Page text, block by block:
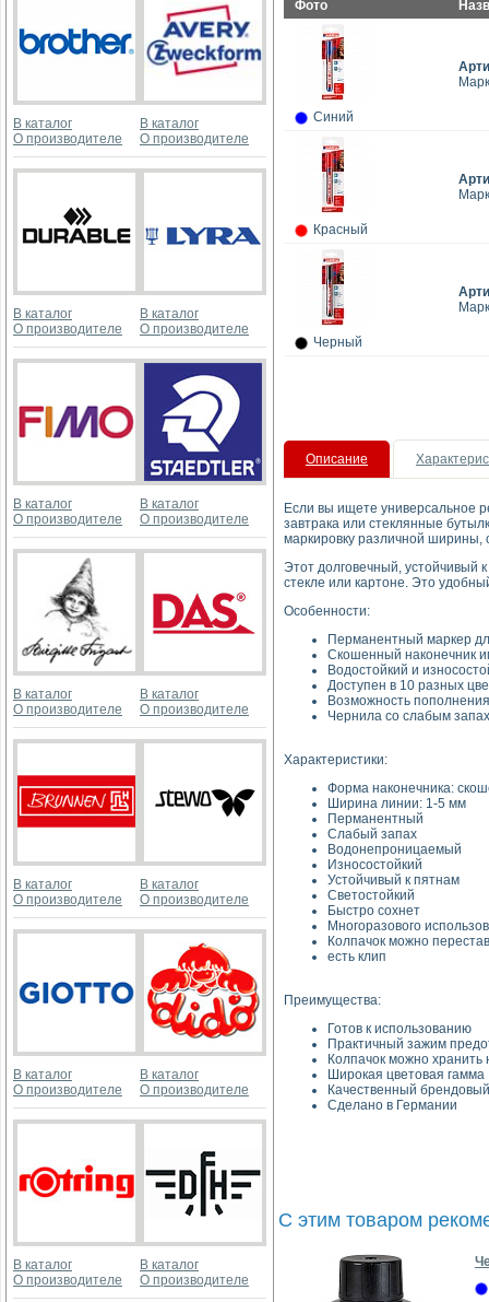
В каталог
О производителе
В каталог
О производителе
В каталог
О производителе
В каталог
О производителе
В каталог
О производителе
В каталог
О производителе
В каталог
О производителе
В каталог
О производителе
В каталог
О производителе
В каталог
О производителе
В каталог
О производителе
В каталог
О производителе
В каталог
О производителе
В каталог
О производителе
Фото
Синий
Красный
Черный
Описание
Если вы ищете универсальное
завтрака или стеклянные
маркировку различной ширины,
Этот долговечный, устойчивый
стекле или картоне. Это
Особенности:
Перманентный маркер
Скошенный наконечник
Водостойкий и
Доступен в 10 разных
Возможность
Чернила со слабым
Характеристики:
Форма наконечника:
Ширина линии: 1-5 мм
Перманентный
Слабый запах
Водонепроницаемый
Износостойкий
Устойчивый к пятнам
Светостойкий
Быстро сохнет
Многоразового
Колпачок можно
есть клип
Преимущества:
Готов к использованию
Практичный зажим
Колпачок можно хранить
Широкая цветовая гамма
Качественный
Сделано в Германии
С этим товаром